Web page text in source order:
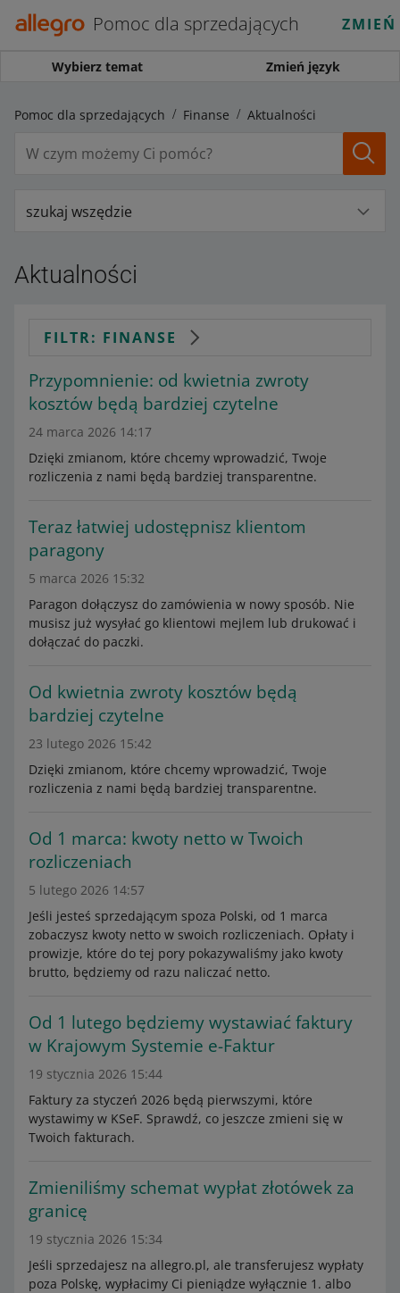
Pomoc dla sprzedających
Wybierz temat Zmień język
Pomoc dla sprzedających Finanse Aktualności
szukaj wszędzie
Aktualności
FILTR: FINANSE
Przypomnienie: od kwietnia zwroty
kosztów będą bardziej czytelne
24 marca 2026 14:17
Dzięki zmianom, które chcemy wprowadzić, Twoje
rozliczenia z nami będą bardziej transparentne.
Teraz łatwiej udostępnisz klientom
paragony
5 marca 2026 15:32
Paragon dołączysz do zamówienia w nowy sposób. Nie
musisz już wysyłać go klientowi mejlem lub drukować i
dołączać do paczki.
Od kwietnia zwroty kosztów będą
bardziej czytelne
23 lutego 2026 15:42
Dzięki zmianom, które chcemy wprowadzić, Twoje
rozliczenia z nami będą bardziej transparentne.
Od 1 marca: kwoty netto w Twoich
rozliczeniach
5 lutego 2026 14:57
Jeśli jesteś sprzedającym spoza Polski, od 1 marca
zobaczysz kwoty netto w swoich rozliczeniach. Opłaty i
prowizje, które do tej pory pokazywaliśmy jako kwoty
brutto, będziemy od razu naliczać netto.
Od 1 lutego będziemy wystawiać faktury
w Krajowym Systemie e-Faktur
19 stycznia 2026 15:44
Faktury za styczeń 2026 będą pierwszymi, które
wystawimy w KSeF. Sprawdź, co jeszcze zmieni się w
Twoich fakturach.
Zmieniliśmy schemat wypłat złotówek za
granicę
19 stycznia 2026 15:34
Jeśli sprzedajesz na allegro.pl, ale transferujesz wypłaty
poza Polskę, wypłacimy Ci pieniądze wyłącznie 1. albo